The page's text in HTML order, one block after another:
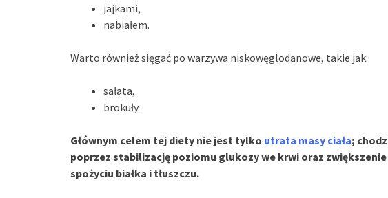
jajkami,
nabiałem.
Warto również sięgać po warzywa niskowęglodanowe, takie jak:
sałata,
brokuły.
Głównym celem tej diety nie jest tylko utrata masy ciała;
poprzez stabilizację poziomu glukozy we krwi oraz
spożyciu białka i tłuszczu.